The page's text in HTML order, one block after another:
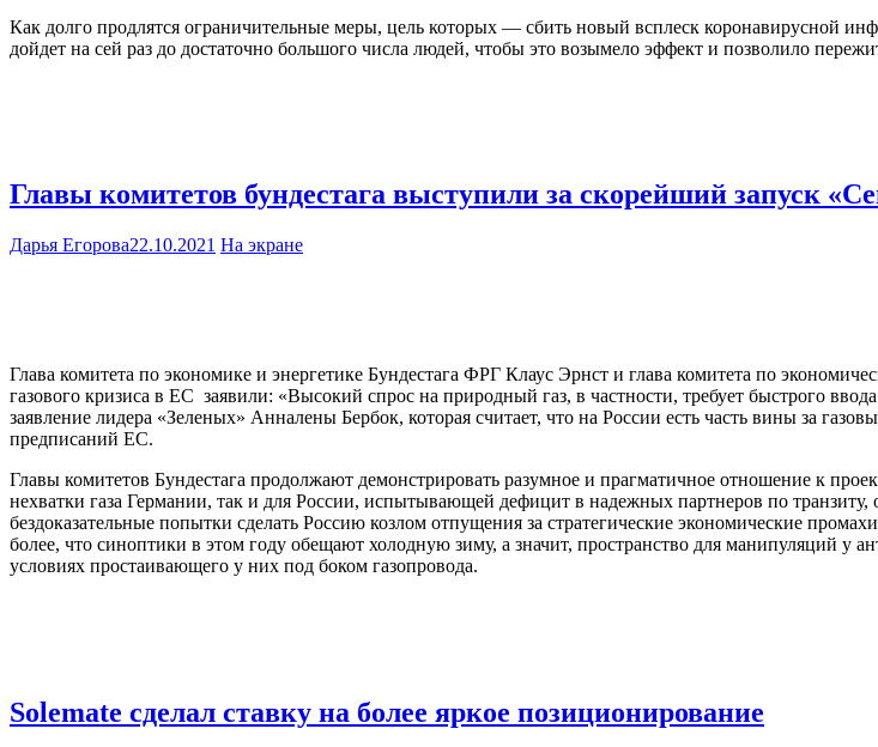
Как долго продлятся ограничительные меры, цель которых — сбить новый всплеск коронавирусной
дойдет на сей раз до достаточно большого числа людей, чтобы это возымело эффект и позволило
Главы комитетов бундестага выступили за скорейший запуск
Дарья Егорова22.10.2021 На экране
Глава комитета по экономике и энергетике Бундестага ФРГ Клаус Эрнст и глава комитета по
газового кризиса в ЕС заявили: «Высокий спрос на природный газ, в частности, требует быстрого
заявление лидера «Зеленых» Анналены Бербок, которая считает, что на России есть часть вины за
предписаний ЕС.
Главы комитетов Бундестага продолжают демонстрировать разумное и прагматичное отношение к
нехватки газа Германии, так и для России, испытывающей дефицит в надежных партнеров по транзиту,
бездоказательные попытки сделать Россию козлом отпущения за стратегические экономические
более, что синоптики в этом году обещают холодную зиму, а значит, пространство для манипуляций у
условиях простаивающего у них под боком газопровода.
Solemate сделал ставку на более яркое позиционирование